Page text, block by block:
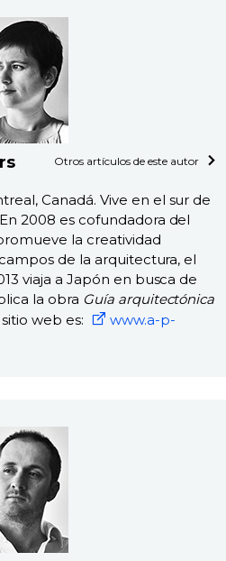
Otros artículos de este autor
Canadá. Vive en el sur de
2008 es cofundadora del
la creatividad
de la arquitectura, el
viaja a Japón en busca de
la obra Guía arquitectónica
sitio web es:
www.a-p-